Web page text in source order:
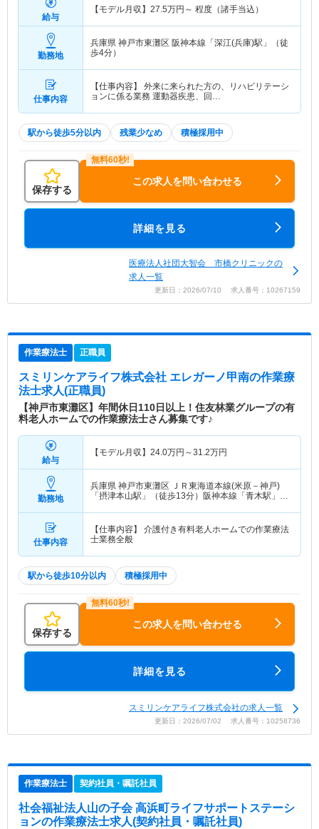
給与
【モデル月収】 27.5万円～ 程度（諸手当込）
勤務地
兵庫県 神戸市東灘区 阪神本線「深江(兵庫)駅」（徒
歩4分）
仕事内容
【仕事内容】 外来に来られた方の、リハビリテーシ
ョンに係る業務 運動器疾患、回…
駅から徒歩5分以内 残業少なめ 積極採用中
保存する
この求人を問い合わせる
詳細を見る
医療法人社団大智会 市橋クリニックの
求人一覧
更新日：2026/07/10 求人番号：10267159
作業療法士 正職員
スミリンケアライフ株式会社 エレガーノ甲南の作業療
法士求人(正職員)
【神戸市東灘区】年間休日110日以上！住友林業グループの有
料老人ホームでの作業療法士さん募集です♪
給与
【モデル月収】 24.0万円～31.2万円
勤務地
兵庫県 神戸市東灘区 ＪＲ東海道本線(米原－神戸)
「摂津本山駅」（徒歩13分）阪神本線「青木駅」
仕事内容
【仕事内容】 介護付き有料老人ホームでの作業療法
士業務全般
駅から徒歩10分以内 積極採用中
保存する
この求人を問い合わせる
詳細を見る
スミリンケアライフ株式会社の求人一覧
更新日：2026/07/02 求人番号：10258736
作業療法士 契約社員・嘱託社員
社会福祉法人山の子会 高浜町ライフサポートステーシ
ョンの作業療法士求人(契約社員・嘱託社員)